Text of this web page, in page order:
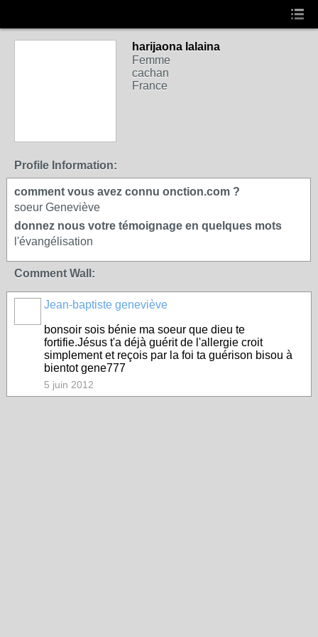
harijaona lalaina
Femme
cachan
France
Profile Information:
comment vous avez connu onction.com ?
soeur Geneviève
donnez nous votre témoignage en quelques mots
l'évangélisation
Comment Wall:
Jean-baptiste geneviève
bonsoir sois bénie ma soeur que dieu te
fortifie.Jésus t'a déjà guérit de l'allergie croit
simplement et reçois par la foi ta guérison bisou à
bientot gene777
5 juin 2012